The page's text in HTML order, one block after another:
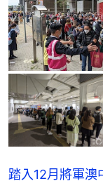
踏入12月將軍